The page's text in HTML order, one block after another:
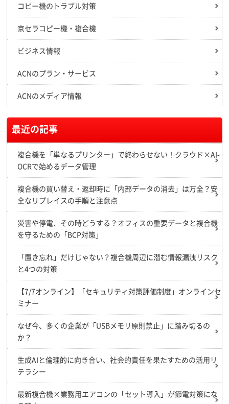
コピー機のトラブル対策
京セラコピー機・複合機
ビジネス情報
ACNのプラン・サービス
ACNのメディア情報
最近の記事
複合機を「単なるプリンター」で終わらせない！クラウド×AI-
OCRで始めるデータ管理
複合機の買い替え・返却時に「内部データの消去」は万全？安
全なリプレイスの手順と注意点
災害や停電、その時どうする？オフィスの重要データと複合機
を守るための「BCP対策」
「置き忘れ」だけじゃない？複合機周辺に潜む情報漏洩リスク
と4つの対策
【7/7オンライン】「セキュリティ対策評価制度」オンラインセ
ミナー
なぜ今、多くの企業が「USBメモリ原則禁止」に踏み切るの
か？
生成AIと倫理的に向き合い、社会的責任を果たすための活用リ
テラシー
最新複合機×業務用エアコンの「セット導入」が節電対策にな